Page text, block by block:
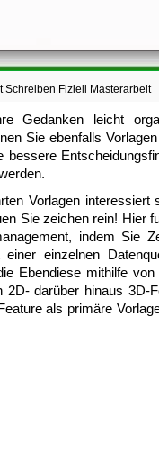
Schreiben Fiziell Masterarbeit
Gedanken leicht
Sie ebenfalls
Vorlagen
Sie zeichen rein! Hier
indem Sie
einer einzelnen
Ebendiese mithilfe
darüber hinaus 3D-
als primäre